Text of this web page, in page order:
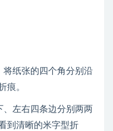
纸张的四个角分别沿
痕。
左右四条边分别两两
到清晰的米字型折